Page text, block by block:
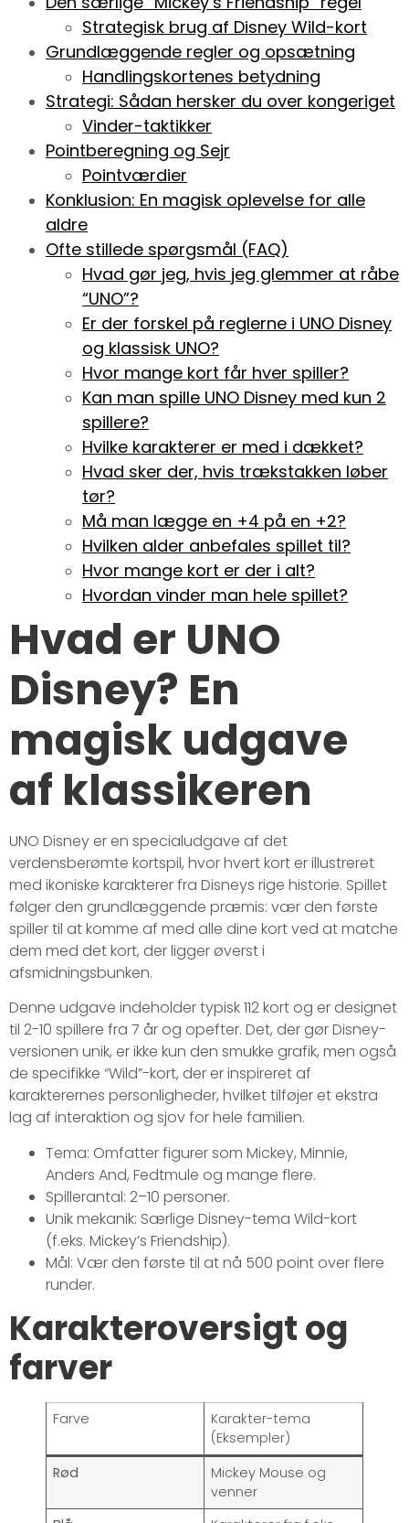
Strategisk brug af Disney Wild-kort
Grundlæggende regler og opsætning
Handlingskortenes betydning
Strategi: Sådan hersker du over kongeriget
Vinder-taktikker
Pointberegning og Sejr
Pointværdier
Konklusion: En magisk oplevelse for alle
aldre
Ofte stillede spørgsmål (FAQ)
Hvad gør jeg, hvis jeg glemmer at råbe
“UNO”?
Er der forskel på reglerne i UNO Disney
og klassisk UNO?
Hvor mange kort får hver spiller?
Kan man spille UNO Disney med kun 2
spillere?
Hvilke karakterer er med i dækket?
Hvad sker der, hvis trækstakken løber
tør?
Må man lægge en +4 på en +2?
Hvilken alder anbefales spillet til?
Hvor mange kort er der i alt?
Hvordan vinder man hele spillet?
Hvad er UNO
Disney? En
magisk udgave
af klassikeren
UNO Disney er en specialudgave af det
verdensberømte kortspil, hvor hvert kort er illustreret
med ikoniske karakterer fra Disneys rige historie. Spillet
følger den grundlæggende præmis: vær den første
spiller til at komme af med alle dine kort ved at matche
dem med det kort, der ligger øverst i
afsmidningsbunken.
Denne udgave indeholder typisk 112 kort og er designet
til 2-10 spillere fra 7 år og opefter. Det, der gør Disney-
versionen unik, er ikke kun den smukke grafik, men også
de specifikke “Wild”-kort, der er inspireret af
karakterernes personligheder, hvilket tilføjer et ekstra
lag af interaktion og sjov for hele familien.
Tema: Omfatter figurer som Mickey, Minnie,
Anders And, Fedtmule og mange flere.
Spillerantal: 2–10 personer.
Unik mekanik: Særlige Disney-tema Wild-kort
(f.eks. Mickey’s Friendship).
Mål: Vær den første til at nå 500 point over flere
runder.
Karakteroversigt og
farver
Farve
Karakter-tema
(Eksempler)
Rød
Mickey Mouse og
venner